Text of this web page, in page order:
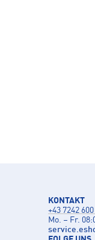
KONTAKT
+43 7242
Mo. – Fr.